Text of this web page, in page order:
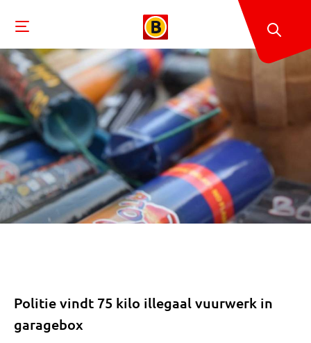
Politie vindt 75 kilo illegaal vuurwerk in
garagebox